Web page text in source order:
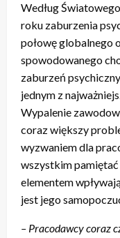
Według
roku zaburzenia
połowę globalnego
spowodowanego
zaburzeń
jednym z
Wypalenie
coraz większy
wyzwaniem dla
wszystkim pamiętać
elementem
jest jego
– Pracodawcy coraz